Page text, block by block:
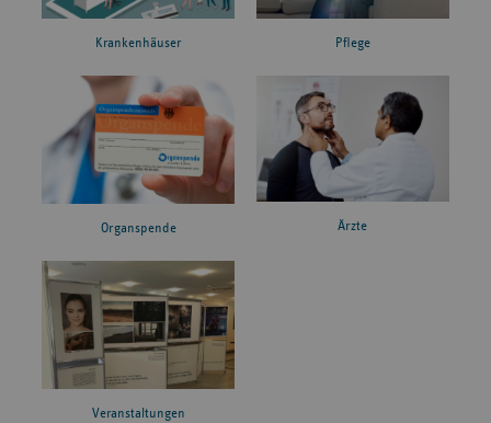
Krankenhäuser Pflege
Organspende Ärzte
Veranstaltungen